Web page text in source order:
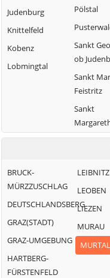
Judenburg
Knittelfeld
Kobenz
Lobmingtal
Pölstal
Sankt
ob
Sankt
Feistritz
Sankt
Knittelfeld
BRUCK-
MÜRZZUSCHLAG
DEUTSCHLANDSBERG
GRAZ(STADT)
GRAZ-UMGEBUNG
HARTBERG-
FÜRSTENFELD
LEIBNITZ
LEOBEN
LIEZEN
MURAU
MURTAL